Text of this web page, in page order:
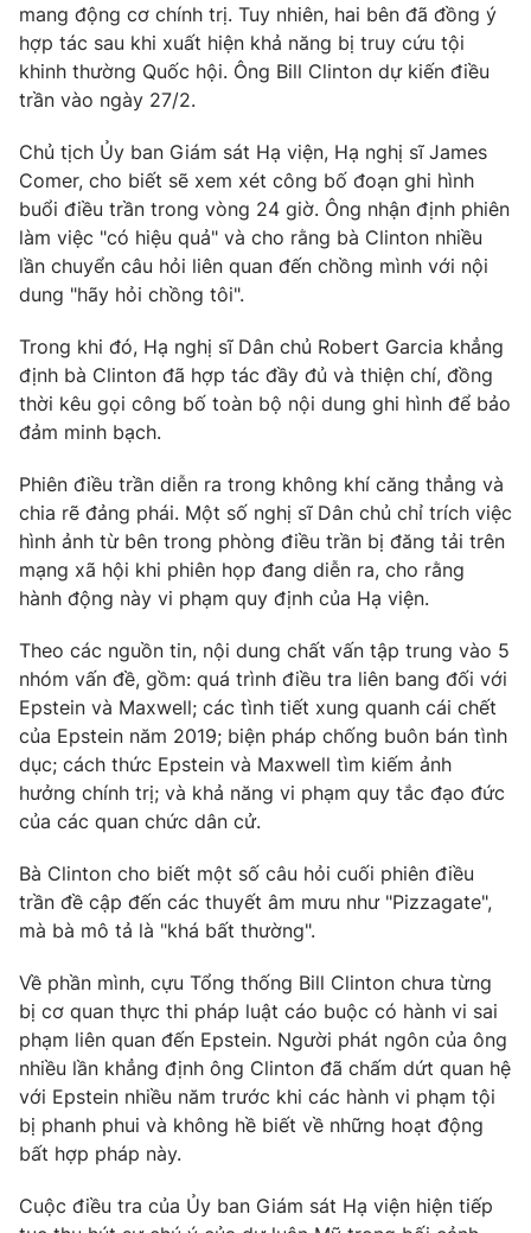
VTV4 Vươn mình bằng AI
VTV9 VTV8
Liên hệ tòa soạn English
THỜI BÁO VTV
Theo dõi báo trên
Cơ quan báo chí:
Thời báo VTV
Giấy phép hoạt động báo in và báo điện tử số 483/GP-BTTTT
cấp ngày 29/12/2023
Tổng Biên tập:Vũ Thanh Thủy
Nguyễn Trọng Ninh
Tổng đài VTV:024.38 355 931 - 024.38 355 932
Ðiện thoại Thời báo VTV:024.66 897 897
Email:toasoan@vtv.vn
Liên hệ quảng cáo:024-7300.7108
® Cấm sao chép dưới mọi hình thức nếu không có sự chấp
thuận bằng văn bản. Ghi rõ nguồn VTV.vn khi phát hành lại
thông tin từ website này.
mang động cơ chính trị. Tuy nhiên, hai bên đã đồng ý
hợp tác sau khi xuất hiện khả năng bị truy cứu tội
khinh thường Quốc hội. Ông Bill Clinton dự kiến điều
trần vào ngày 27/2.
Chủ tịch Ủy ban Giám sát Hạ viện, Hạ nghị sĩ James
Comer, cho biết sẽ xem xét công bố đoạn ghi hình
buổi điều trần trong vòng 24 giờ. Ông nhận định phiên
làm việc "có hiệu quả" và cho rằng bà Clinton nhiều
lần chuyển câu hỏi liên quan đến chồng mình với nội
dung "hãy hỏi chồng tôi".
Trong khi đó, Hạ nghị sĩ Dân chủ Robert Garcia khẳng
định bà Clinton đã hợp tác đầy đủ và thiện chí, đồng
thời kêu gọi công bố toàn bộ nội dung ghi hình để bảo
đảm minh bạch.
Phiên điều trần diễn ra trong không khí căng thẳng và
chia rẽ đảng phái. Một số nghị sĩ Dân chủ chỉ trích việc
hình ảnh từ bên trong phòng điều trần bị đăng tải trên
mạng xã hội khi phiên họp đang diễn ra, cho rằng
hành động này vi phạm quy định của Hạ viện.
Theo các nguồn tin, nội dung chất vấn tập trung vào 5
nhóm vấn đề, gồm: quá trình điều tra liên bang đối với
Epstein và Maxwell; các tình tiết xung quanh cái chết
của Epstein năm 2019; biện pháp chống buôn bán tình
dục; cách thức Epstein và Maxwell tìm kiếm ảnh
hưởng chính trị; và khả năng vi phạm quy tắc đạo đức
của các quan chức dân cử.
Bà Clinton cho biết một số câu hỏi cuối phiên điều
trần đề cập đến các thuyết âm mưu như "Pizzagate",
mà bà mô tả là "khá bất thường".
Về phần mình, cựu Tổng thống Bill Clinton chưa từng
bị cơ quan thực thi pháp luật cáo buộc có hành vi sai
phạm liên quan đến Epstein. Người phát ngôn của ông
nhiều lần khẳng định ông Clinton đã chấm dứt quan hệ
với Epstein nhiều năm trước khi các hành vi phạm tội
bị phanh phui và không hề biết về những hoạt động
bất hợp pháp này.
Cuộc điều tra của Ủy ban Giám sát Hạ viện hiện tiếp